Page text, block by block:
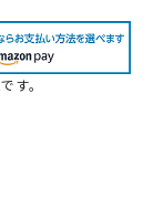
す。